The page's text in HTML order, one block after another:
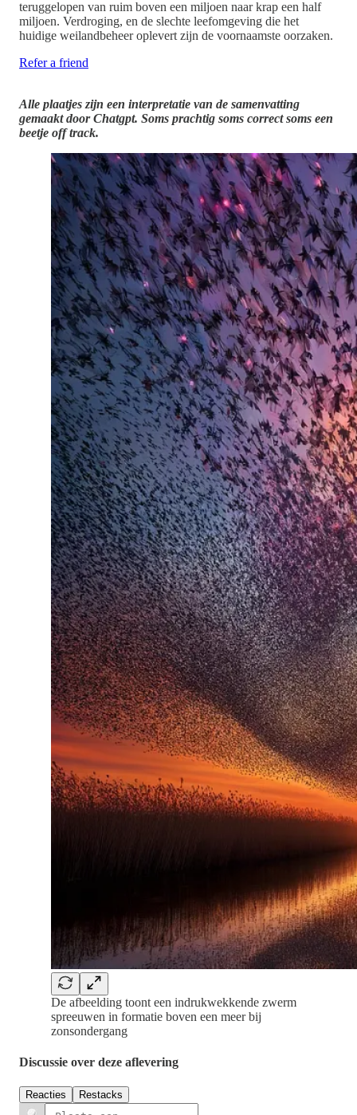
teruggelopen van ruim boven een miljoen naar krap een half
miljoen. Verdroging, en de slechte leefomgeving die het
huidige weilandbeheer oplevert zijn de voornaamste oorzaken.
Refer a friend
Alle plaatjes zijn een interpretatie van de samenvatting
gemaakt door Chatgpt. Soms prachtig soms correct soms een
beetje off track.
De afbeelding toont een indrukwekkende zwerm
spreeuwen in formatie boven een meer bij
zonsondergang
Discussie over deze aflevering
Reacties Restacks